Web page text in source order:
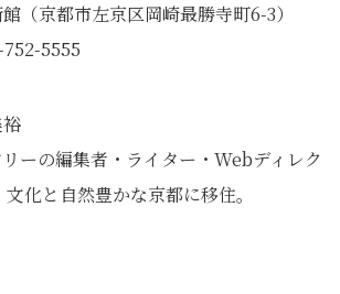
（京都市左京区岡崎最勝寺町6-3）
5555
ーの編集者・ライター・Webディレク
化と自然豊かな京都に移住。